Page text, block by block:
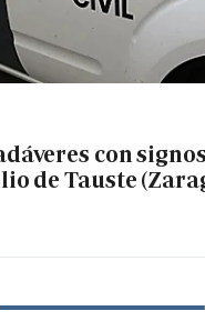
con
de Tauste